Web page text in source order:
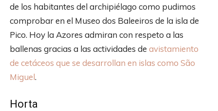
de los habitantes del archipiélago como pudimos
comprobar en el Museo dos Baleeiros de la isla de
Pico. Hoy la Azores admiran con respeto a las
ballenas gracias a las actividades de avistamiento
de cetáceos que se desarrollan en islas como São
Miguel.
Horta